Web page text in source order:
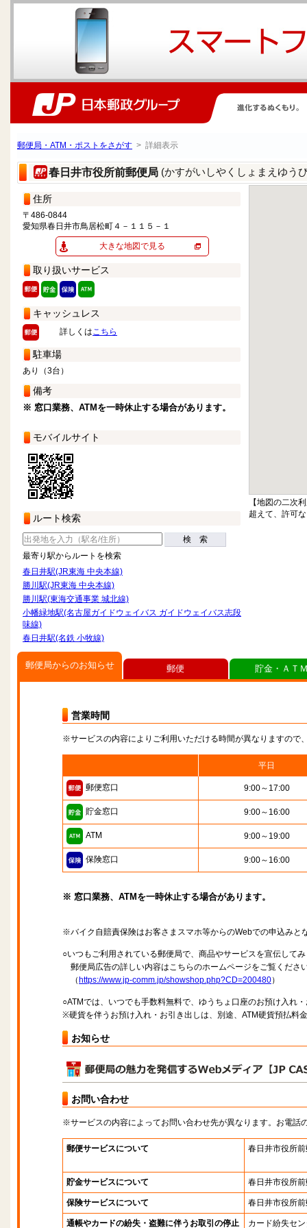
郵便局・ATM・ポストをさがす > 詳細表示
春日井市役所前郵便局 (かすがいしやくしょまえゆう
住所
〒486-0844
愛知県春日井市鳥居松町４－１１５－１
大きな地図で見る
取り扱いサービス
キャッシュレス
詳しくはこちら
駐車場
あり（3台）
備考
※ 窓口業務、ATMを一時休止する場合があります。
モバイルサイト
ルート検索
検 索
最寄り駅からルートを検索
春日井駅(JR東海 中央本線)
勝川駅(JR東海 中央本線)
勝川駅(東海交通事業 城北線)
小幡緑地駅(名古屋ガイドウェイバス ガイドウェイバス志段
味線)
春日井駅(名鉄 小牧線)
【地図の二次
超えて、許可
郵便局からのお知らせ
営業時間
※サービスの内容によりご利用いただける時間が異なりますので
平日
郵便窓口 9:00～17:00
貯金窓口 9:00～16:00
ATM 9:00～19:00
保険窓口 9:00～16:00
※ 窓口業務、ATMを一時休止する場合があります。
※バイク自賠責保険はお客さまスマホ等からのWebでの申込みと
○いつもご利用されている郵便局で、商品やサービスを宣伝して
郵便局広告の詳しい内容はこちらのホームページをご覧くださ
（ https://www.jp-comm.jp/showshop.php?CD=200480）
○ATMでは、いつでも手数料無料で、ゆうちょ口座のお預け入れ
※硬貨を伴うお預け入れ・お引き出しは、別途、ATM硬貨預払料
お知らせ
お問い合わせ
※サービスの内容によってお問い合わせ先が異なります。お電話
郵便サービスについて 春日井市役所
貯金サービスについて 春日井市役所
保険サービスについて 春日井市役所
通帳やカードの紛失・盗難に伴うお取引の停止 カード紛失セ
郵便 貯金・ＡＴ